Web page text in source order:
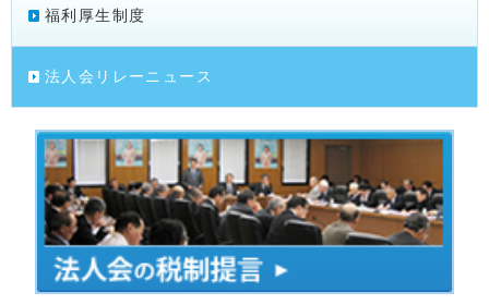
福利厚生制度
法人会リレーニュース